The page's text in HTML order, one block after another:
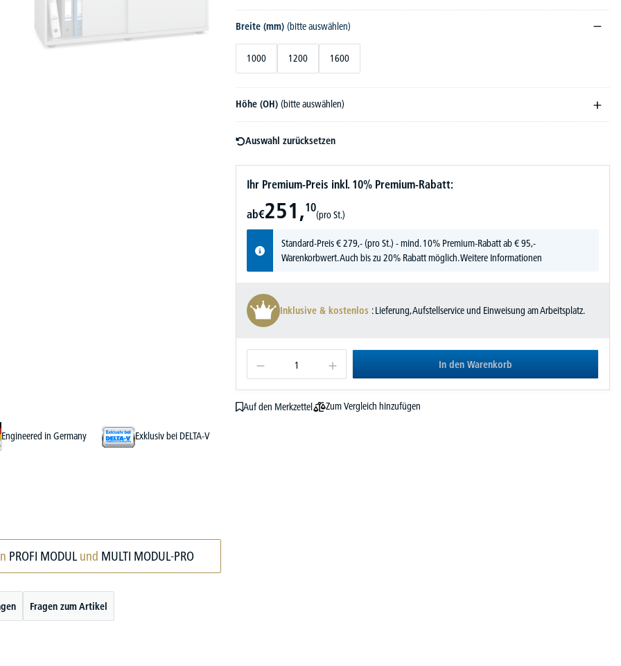
Breite (mm) (bitte auswählen)
1000 1200 1600
Höhe (OH) (bitte auswählen)
Auswahl zurücksetzen
Ihr Premium-Preis inkl. 10% Premium-Rabatt:
ab€251,10
(pro St.)
Standard-Preis€279,-(pro St.) - mind. 10% Premium-Rabatt ab € 95,-
Warenkorbwert. Auch bis zu 20% Rabatt möglich.Weitere Informationen
Inklusive & kostenlos : Lieferung, Aufstellservice und Einweisung am Arbeitsplatz.
In den Warenkorb
Auf den Merkzettel
Zum Vergleich hinzufügen
Engineered in Germany Exklusiv bei DELTA-V
PROFI MODULund MULTI MODUL-PRO
Fragen zum Artikel